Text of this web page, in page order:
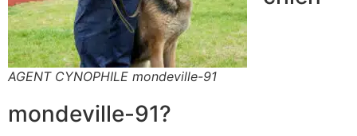
AGENT CYNOPHILE mondeville-91
mondeville-91?